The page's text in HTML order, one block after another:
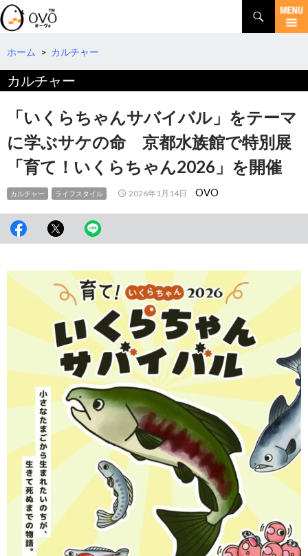
検
索
コ
テ
ツ
へ
ホーム > カルチャー
カルチャー
「いくらちゃんサバイバル」をテーマ
に学ぶサケの命 京都水族館で特別展
「育て！いくらちゃん2026」を開催
カルチャー ライフスタイル 2026年1月14日 OVO